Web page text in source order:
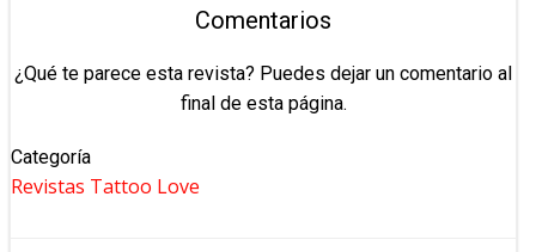
Comentarios
¿Qué te parece esta revista? Puedes dejar un comentario al
final de esta página.
Categoría
Revistas Tattoo Love